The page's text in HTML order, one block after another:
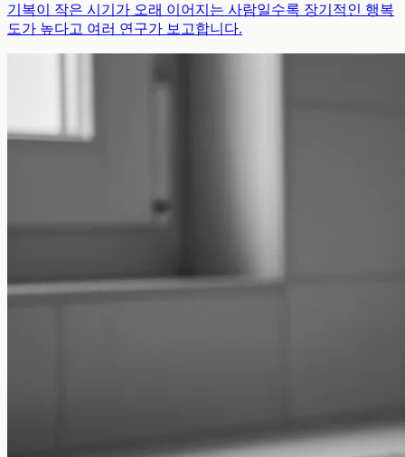
기복이 작은 시기가 오래 이어지는 사람일수록 장기적인 행복
도가 높다고 여러 연구가 보고합니다.